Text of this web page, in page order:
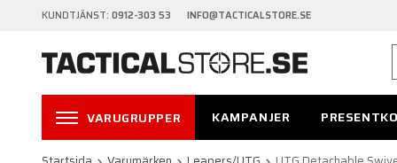
KUNDTJÄNST: 0912-303 53 INFO@TACTICALSTORE.SE
VARUGRUPPER KAMPANJER